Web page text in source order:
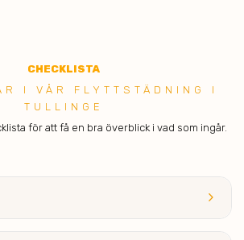
CHECKLISTA
I VÅR FLYTTSTÄDNING I
TULLINGE
för att få en bra överblick i vad som ingår.
keyboard_arrow_right